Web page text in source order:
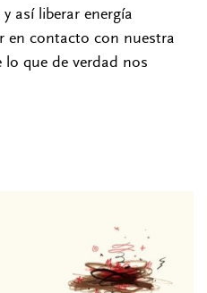
así liberar energía
en contacto con nuestra
lo que de verdad nos